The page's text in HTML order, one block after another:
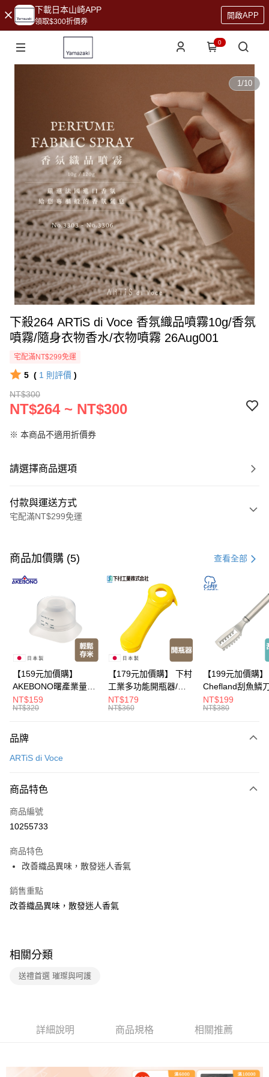
下載日本山崎APP
領取$300折價券
開啟APP
0
1/10
下殺264 ARTiS di Voce 香氛織品噴霧10g/香氛
噴霧/隨身衣物香水/衣物噴霧 26Aug001
宅配滿NT$299免運
5 ( 1 則評價 )
NT$300
NT$264 ~ NT$300
※ 本商品不適用折價券
請選擇商品選項
付款與運送方式
宅配滿NT$299免運
信用卡一次付款
超商取貨付款
LINE Pay
Apple Pay
Google Pay
全盈+PAY
大哥付你分期
【大哥付你分期使用說明】
2.付款方式選擇「大哥付你分期」，訂單成立後會自動跳轉到大哥付的交易
成交易。
3.實際核准額度、可分期數及費用金額請依後續交易確認頁面所載為準。
4.訂單成立30分鐘內，如未前往確認交易或遇審核未通過，訂單將自動取
消。如遇「轉專審核」未通過狀況，表示未達大哥付你分期系統評分，恕無
法說明評估內容。
1.分期款項不併入電信帳單，「大哥付你分期」於每月結算日後寄送繳費提
2.透過簡訊連結打開帳單後，可選擇「超商條碼／台灣大直營門市／銀行轉
【注意事項】
資料（包含姓名、電話或地址）提供予台灣大哥大進項蒐集、處理及利用，
3.完整用戶服務條款，請詳閱以下連結：
每筆NT$100，滿NT$499(含以上)免運費
每筆NT$100，滿NT$499(含以上)免運費
每筆NT$100，滿NT$499(含以上)免運費
宅配【父親節大回饋】限時$299免運
商品加價購 (5) 查看全部
【159元加價購】
AKEBONO曙產業量米
杯漏斗組(白)/量米杯/
米桶/量米用具/任二件8
NT$159
NT$320
【179元加價購】 下村
工業多功能開瓶器/開
瓶器/餐廚用品/料理道
具/任二件8折
NT$179
NT$360
【199元加價購】
Chefland刮魚鱗
魚鱗器/廚房用品/
道具/任二件8折
NT$199
NT$380
品牌
ARTiS di Voce
商品特色
商品編號
10255733
商品特色
改善織品異味，散發迷人香氣
銷售重點
改善織品異味，散發迷人香氣
相關分類
送禮首選 璀璨與呵護
詳細說明 商品規格 相關推薦